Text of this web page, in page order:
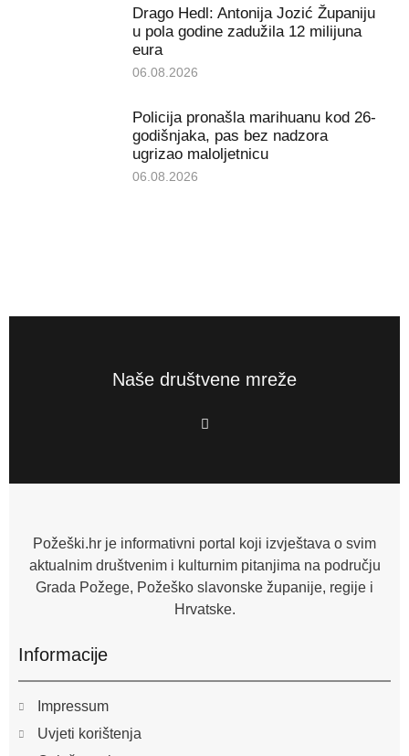
Drago Hedl: Antonija Jozić Županiju
u pola godine zadužila 12 milijuna
eura
06.08.2026
Policija pronašla marihuanu kod 26-
godišnjaka, pas bez nadzora
ugrizao maloljetnicu
06.08.2026
Naše društvene mreže
F
a
o
f
Požeški.hr je informativni portal koji izvještava o svim
aktualnim društvenim i kulturnim pitanjima na području
Grada Požege, Požeško slavonske županije, regije i
Hrvatske.
Informacije
Impressum
Uvjeti korištenja